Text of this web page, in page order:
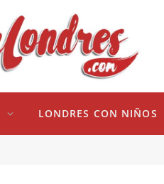
LONDRES CON NIÑOS